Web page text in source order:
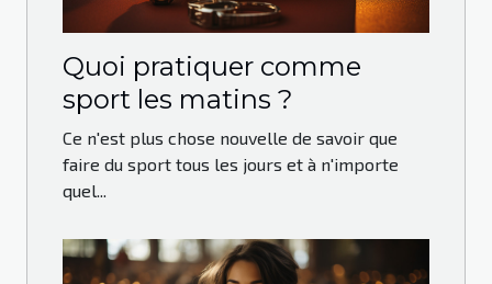
Quoi pratiquer comme
sport les matins ?
Ce n'est plus chose nouvelle de savoir que
faire du sport tous les jours et à n'importe
quel...